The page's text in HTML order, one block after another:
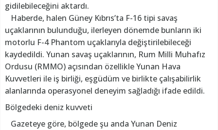
gidilebileceğini aktardı.
Haberde, halen Güney Kıbrıs’ta F-16 tipi savaş
uçaklarının bulunduğu, ilerleyen dönemde bunların iki
motorlu F-4 Phantom uçaklarıyla değiştirilebileceği
kaydedildi. Yunan savaş uçaklarının, Rum Milli Muhafız
Ordusu (RMMO) açısından özellikle Yunan Hava
Kuvvetleri ile iş birliği, eşgüdüm ve birlikte çalışabilirlik
alanlarında operasyonel deneyim sağladığı ifade edildi.
Bölgedeki deniz kuvveti
Gazeteye göre, bölgede şu anda Yunan Deniz